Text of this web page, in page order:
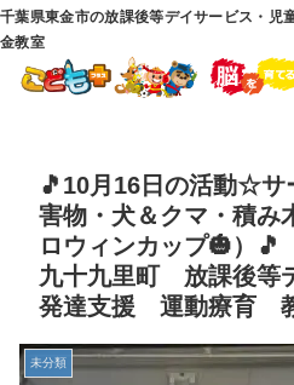
千葉県東金市の放課後等デイサービス・
金教室
🎵10月16日の活動☆サ
害物・犬＆クマ・積み
ロウィンカップ🎃）
九十九里町 放課後等
発達支援 運動療育
未分類